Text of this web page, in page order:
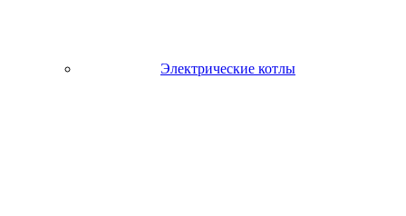
Электрические котлы